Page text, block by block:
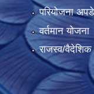
परियोजना
वर्तमान योजना
राजस्व/वैदेशिक